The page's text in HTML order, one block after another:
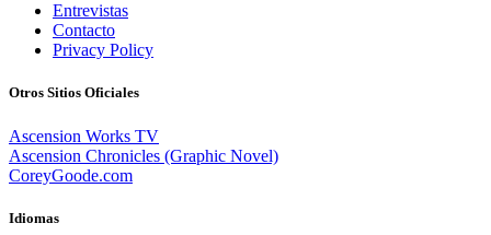
Entrevistas
Contacto
Privacy Policy
Otros Sitios Oficiales
Ascension Works TV
Ascension Chronicles (Graphic Novel)
CoreyGoode.com
Idiomas